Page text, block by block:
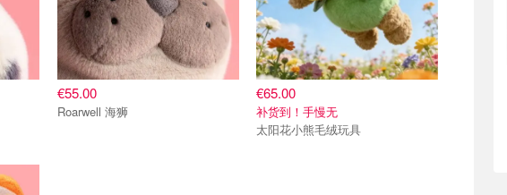
€55.00
Roarwell 海狮
€65.00
补货到！手慢无
太阳花小熊毛绒玩具